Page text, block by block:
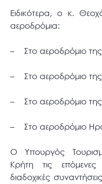
Ειδικότερα, ο κ.
αεροδρόμια:
– Στο αεροδρόμιο της
– Στο αεροδρόμιο
– Στο αεροδρόμιο
– Στο αεροδρόμιο
Ο Υπουργός
Κρήτη τις
διαδοχικές